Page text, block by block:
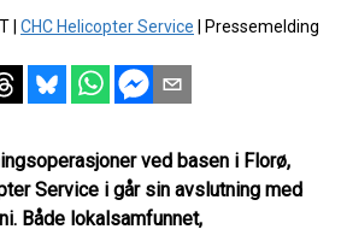
CHC Helicopter Service Pressemelding
ved basen i Florø,
Service i går sin avslutning med
Både lokalsamfunnet,